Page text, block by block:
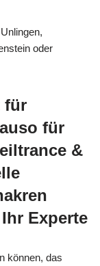
oder
für
für
&
Experte
können, das